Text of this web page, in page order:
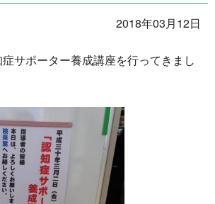
2018年03月12日
サポーター養成講座を行ってきまし